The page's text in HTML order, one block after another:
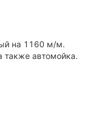
на 1160 м/м.
также автомойка.